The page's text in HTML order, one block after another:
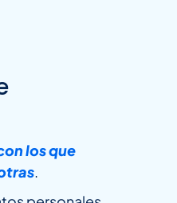
los que
.